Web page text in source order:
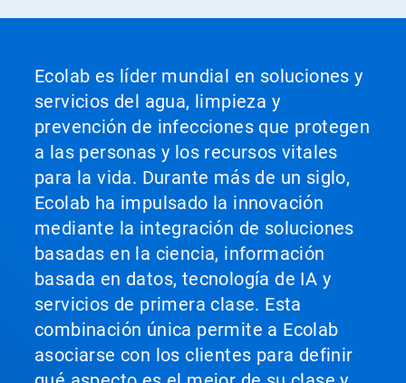
Ecolab es líder mundial en soluciones y
servicios del agua, limpieza y
prevención de infecciones que protegen
a las personas y los recursos vitales
para la vida. Durante más de un siglo,
Ecolab ha impulsado la innovación
mediante la integración de soluciones
basadas en la ciencia, información
basada en datos, tecnología de IA y
servicios de primera clase. Esta
combinación única permite a Ecolab
asociarse con los clientes para definir